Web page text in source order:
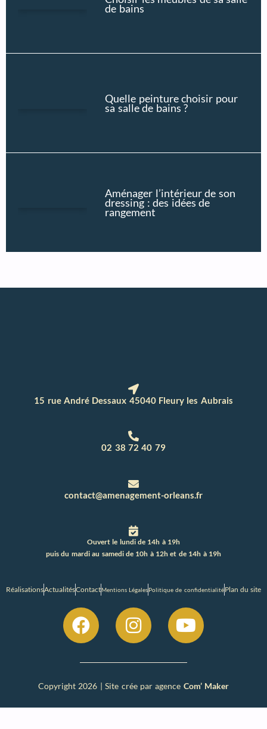
de bains
Quelle peinture choisir pour
sa salle de bains ?
Aménager l’intérieur de son
dressing : des idées de
rangement
15 rue André Dessaux 45040 Fleury les Aubrais
02 38 72 40 79
contact@amenagement-orleans.fr
Ouvert le lundi de 14h à 19h
puis du mardi au samedi de 10h à 12h et de 14h à 19h
RéalisationsActualitésContactMentions LégalesPolitique de confidentialitéPlan du site
Copyright 2026 | Site crée par agence Com’ Maker